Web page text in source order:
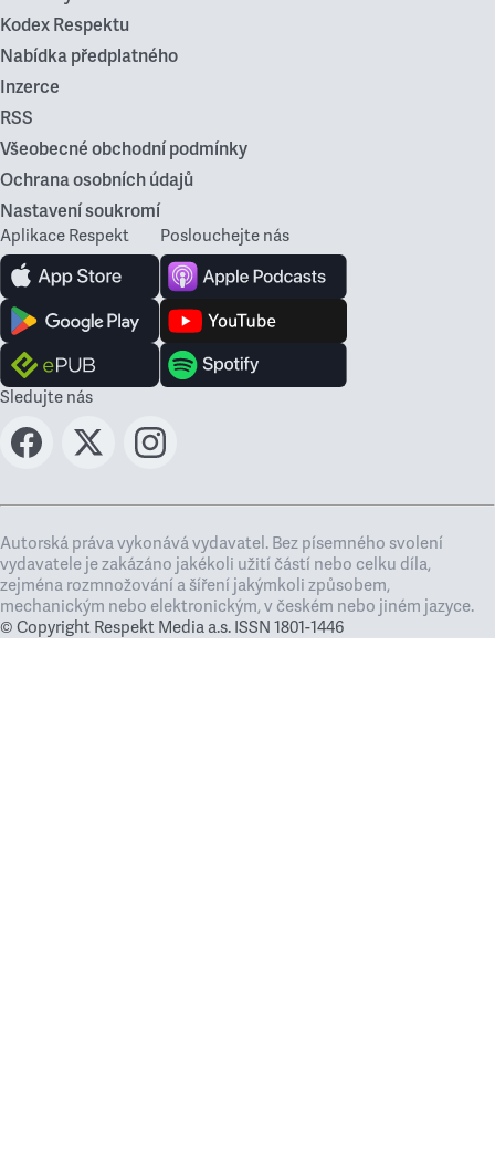
Kodex Respektu
Nabídka předplatného
Inzerce
RSS
Všeobecné obchodní podmínky
Ochrana osobních údajů
Nastavení soukromí
Aplikace Respekt Poslouchejte nás
Sledujte nás
Autorská práva vykonává vydavatel. Bez písemného svolení
vydavatele je zakázáno jakékoli užití částí nebo celku díla,
zejména rozmnožování a šíření jakýmkoli způsobem,
mechanickým nebo elektronickým, v českém nebo jiném jazyce.
© Copyright Respekt Media a.s. ISSN 1801-1446